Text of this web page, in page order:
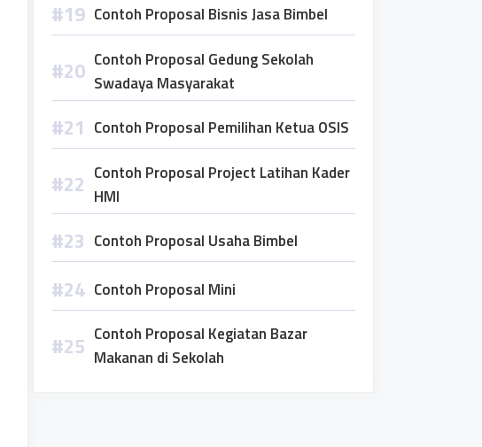
Contoh Proposal Bisnis Jasa Bimbel
Contoh Proposal Gedung Sekolah
Swadaya Masyarakat
Contoh Proposal Pemilihan Ketua OSIS
Contoh Proposal Project Latihan Kader
HMI
Contoh Proposal Usaha Bimbel
Contoh Proposal Mini
Contoh Proposal Kegiatan Bazar
Makanan di Sekolah